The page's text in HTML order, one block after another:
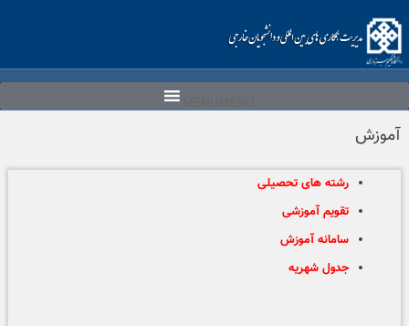
to
content
آموزش
رشته های تحصیلی
تقویم آموزشی
سامانه آموزش
جدول شهریه